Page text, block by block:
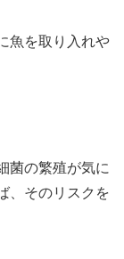
魚を取り入れや
菌の繁殖が気に
、そのリスクを